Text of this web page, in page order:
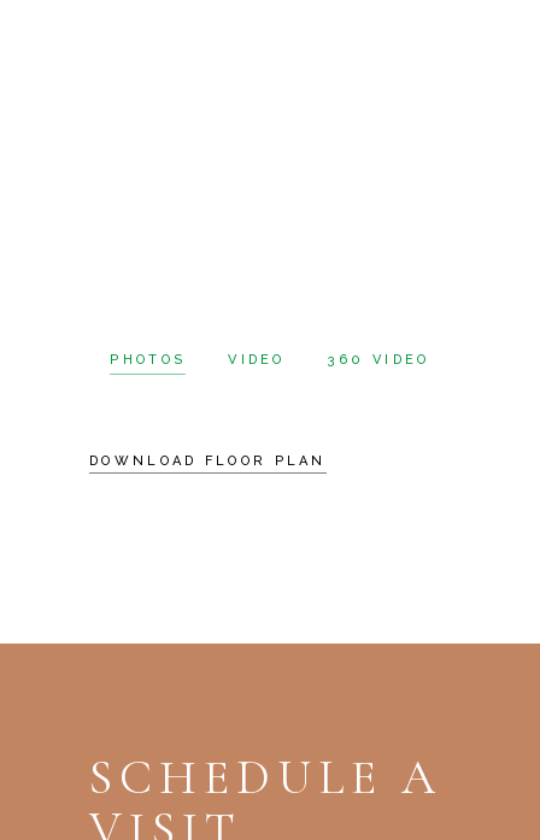
PHOTOS VIDEO 360 VIDEO
DOWNLOAD FLOOR PLAN
SCHEDULE A